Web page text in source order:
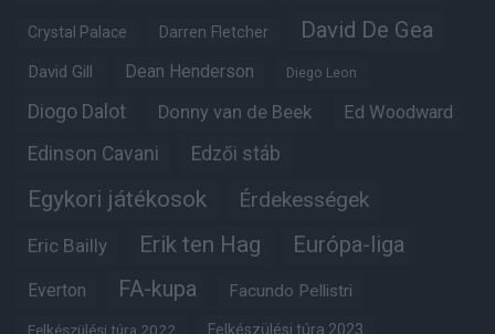
Crystal Palace Darren Fletcher David De Gea
David Gill Dean Henderson Diego Leon
Diogo Dalot Donny van de Beek Ed Woodward
Edinson Cavani Edzői stáb
Egykori játékosok Érdekességek
Eric Bailly Erik ten Hag Európa-liga
Everton FA-kupa Facundo Pellistri
Felkészülési túra 2022 Felkészülési túra 2023